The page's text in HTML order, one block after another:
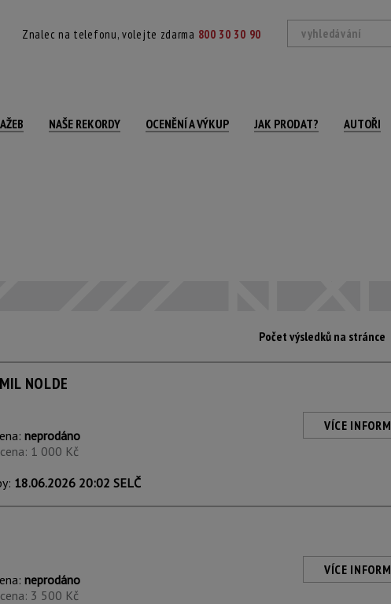
Znalec na telefonu, volejte zdarma 800 30 30 90
NAŠE REKORDY OCENĚNÍ A VÝKUP JAK PRODAT? AUTOŘI
Počet výsledků na stránce
NOLDE
neprodáno
1 000 Kč
18.06.2026 20:02 SELČ
VÍCE
neprodáno
3 500 Kč
VÍCE